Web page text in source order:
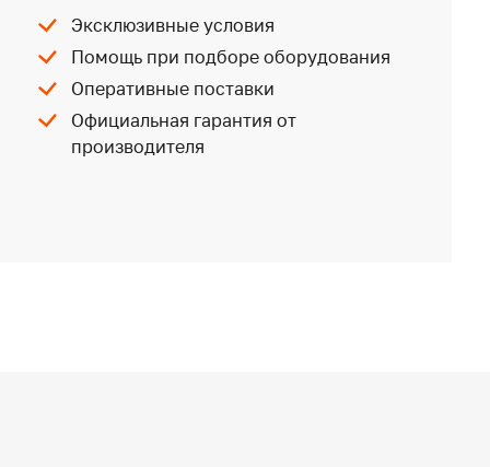
Эксклюзивные условия
Помощь при подборе оборудования
Оперативные поставки
Официальная гарантия от
производителя